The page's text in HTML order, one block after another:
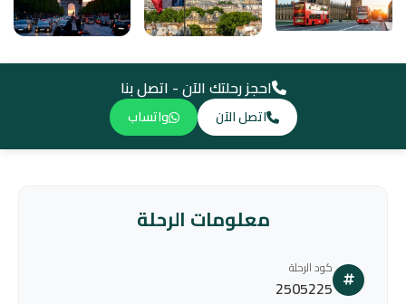
احجز رحلتك الآن - اتصل بنا
اتصل الآن واتساب
معلومات الرحلة
كود الرحلة
2505225